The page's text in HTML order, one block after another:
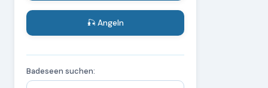
🎣 Angeln
Badeseen suchen: